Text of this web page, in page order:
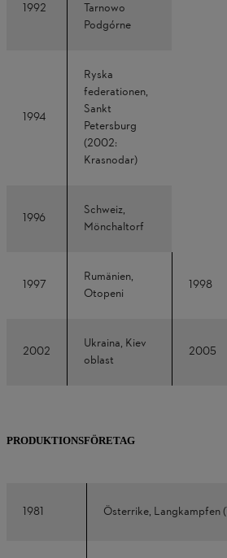
1992
Tarnowo
Podgórne
1994
Ryska
federationen,
Sankt
Petersburg
(2002:
Krasnodar)
1996
Schweiz,
Mönchaltorf
1997
Rumänien,
Otopeni
1998
2002
Ukraina, Kiev
oblast
2005
PRODUKTIONSFÖRETAG
1981 Österrike, Langkampfen